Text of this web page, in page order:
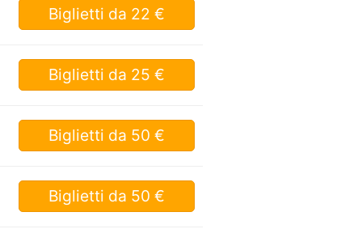
Biglietti da 22 €
Biglietti da 25 €
Biglietti da 50 €
Biglietti da 50 €